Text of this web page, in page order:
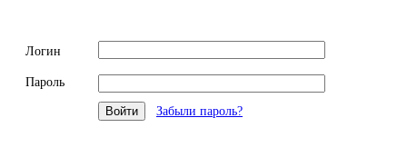
Логин
Пароль
Забыли пароль?